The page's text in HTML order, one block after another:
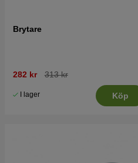
Brytare
282 kr 313 kr
I lager Köp